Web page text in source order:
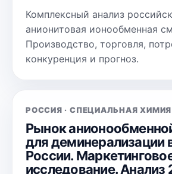
Комплексный анализ
анионитовая ионообменная
Производство, торговля,
конкуренция и прогноз.
РОССИЯ · СПЕЦИАЛЬНАЯ
Рынок
для деминерализации
России.
исследование. Анализ